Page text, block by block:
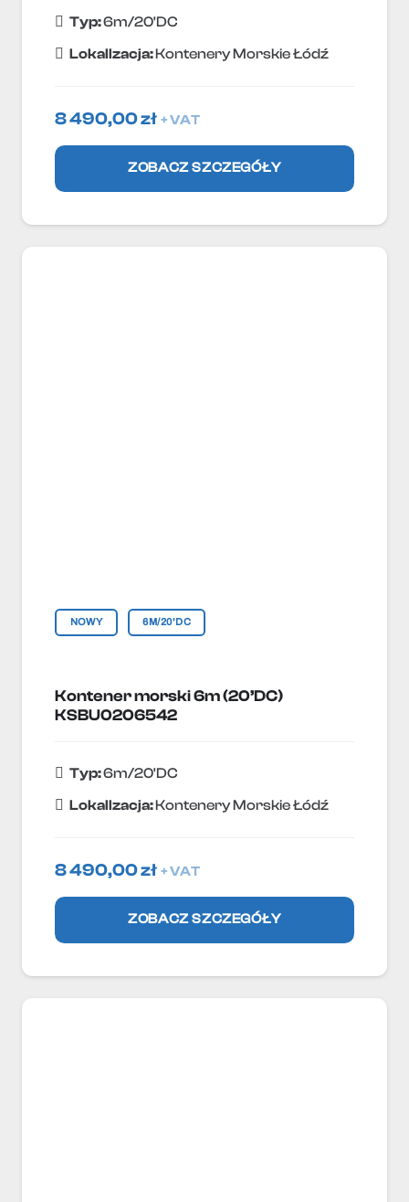
Typ:6m/20'DC
Lokallzacja:Kontenery Morskie Łódź
8 490,00zł + VAT
ZOBACZ SZCZEGÓŁY
NOWY 6M/20'DC
Kontener morski 6m (20’DC)
KSBU0206542
Typ:6m/20'DC
Lokallzacja:Kontenery Morskie Łódź
8 490,00zł + VAT
ZOBACZ SZCZEGÓŁY